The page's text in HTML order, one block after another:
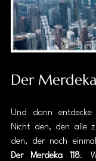
Der
Und dann
Nicht den, den alle
Der Merdeka 118.